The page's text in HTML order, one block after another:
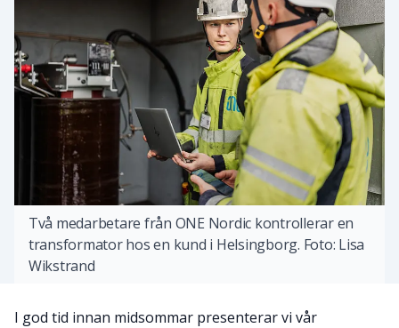
Två medarbetare från ONE Nordic kontrollerar en
transformator hos en kund i Helsingborg. Foto: Lisa
Wikstrand
I god tid innan midsommar presenterar vi vår